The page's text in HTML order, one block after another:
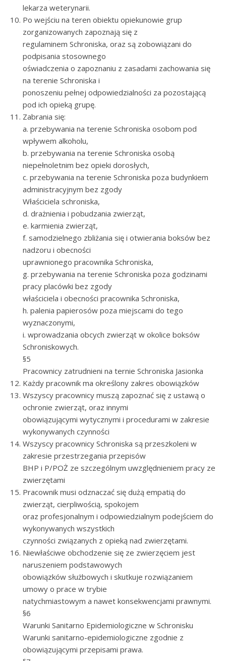
lekarza weterynarii.
Po wejściu na teren obiektu opiekunowie grup
zorganizowanych zapoznają się z
regulaminem Schroniska, oraz są zobowiązani do
podpisania stosownego
oświadczenia o zapoznaniu z zasadami zachowania się
na terenie Schroniska i
ponoszeniu pełnej odpowiedzialności za pozostającą
pod ich opieką grupę.
Zabrania się:
a. przebywania na terenie Schroniska osobom pod
wpływem alkoholu,
b. przebywania na terenie Schroniska osobą
niepełnoletnim bez opieki dorosłych,
c. przebywania na terenie Schroniska poza budynkiem
administracyjnym bez zgody
Właściciela schroniska,
d. drażnienia i pobudzania zwierząt,
e. karmienia zwierząt,
f. samodzielnego zbliżania się i otwierania boksów bez
nadzoru i obecności
uprawnionego pracownika Schroniska,
g. przebywania na terenie Schroniska poza godzinami
pracy placówki bez zgody
właściciela i obecności pracownika Schroniska,
h. palenia papierosów poza miejscami do tego
wyznaczonymi,
i. wprowadzania obcych zwierząt w okolice boksów
Schroniskowych.
§5
Pracownicy zatrudnieni na ternie Schroniska Jasionka
Każdy pracownik ma określony zakres obowiązków
Wszyscy pracownicy muszą zapoznać się z ustawą o
ochronie zwierząt, oraz innymi
obowiązującymi wytycznymi i procedurami w zakresie
wykonywanych czynności
Wszyscy pracownicy Schroniska są przeszkoleni w
zakresie przestrzegania przepisów
BHP i P/POŻ ze szczególnym uwzględnieniem pracy ze
zwierzętami
Pracownik musi odznaczać się dużą empatią do
zwierząt, cierpliwością, spokojem
oraz profesjonalnym i odpowiedzialnym podejściem do
wykonywanych wszystkich
czynności związanych z opieką nad zwierzętami.
Niewłaściwe obchodzenie się ze zwierzęciem jest
naruszeniem podstawowych
obowiązków służbowych i skutkuje rozwiązaniem
umowy o prace w trybie
natychmiastowym a nawet konsekwencjami prawnymi.
§6
Warunki Sanitarno Epidemiologiczne w Schronisku
Warunki sanitarno-epidemiologiczne zgodnie z
obowiązującymi przepisami prawa.